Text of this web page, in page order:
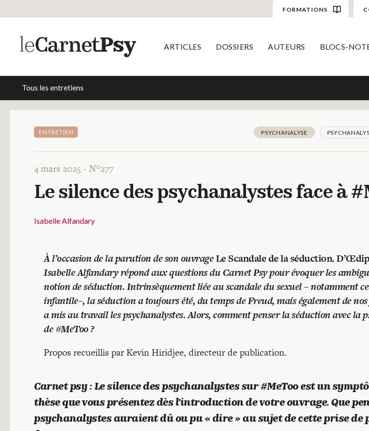
FORMATIONS
ARTICLES DOSSIERS AUTEURS BLOCS-
Tous les entretiens
ENTRETIEN PSYCHANALYSE
4 mars 2025 - N°277
Le silence des psychanalystes face à
Isabelle Alfandary
À l’occasion de la parution de son ouvrageLe Scandale de la séduction.
Isabelle Alfandary répond aux questions du Carnet Psy pour évoquer les
notion de séduction. Intrinsèquement liée au scandale du sexuel – notamment
infantile–, la séduction a toujours été, du temps de Freud, mais également de
a mis au travail les psychanalystes. Alors, comment penser la séduction avec la
de #MeToo ?
Propos recueillis par Kevin Hiridjee, directeur de publication.
Carnet psy : Le silence des psychanalystes sur #MeToo est un
thèse que vous présentez dès l’introduction de votre ouvrage. Que
psychanalystes auraient dû ou pu « dire » au sujet de cette prise de